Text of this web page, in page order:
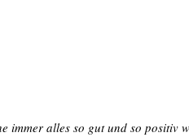
alles so gut und so positiv